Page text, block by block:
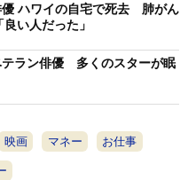
優 ハワイの自宅で死去 肺がん
い人だった」
テラン俳優 多くのスターが眠
映画 マネー お仕事